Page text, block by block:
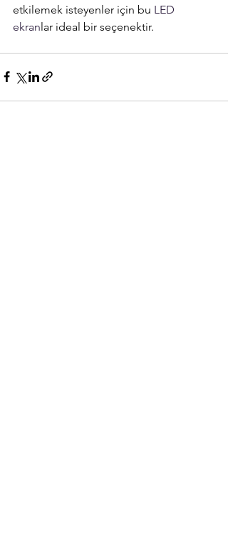
etkilemek isteyenler için bu LED
ekranlar ideal bir seçenektir.